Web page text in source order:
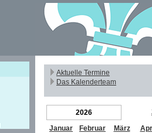
Aktuelle Termine
Das Kalenderteam
2026
Januar
Februar März